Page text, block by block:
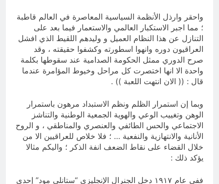
واحقر وارذل الأنظمة السياسية المعاصرة في العالم قاطبة
؛ مما اجبر الاستكبار العالمي والاستعمار فيما بعد على
التنازل عن هذا النظام العميل و وليدهم اللقيط الذي افشل
العراقيون دوره وانهوا اسطورته وكشفوا حقيقته ، وقد
صرح الدوري ممثل الحكومة الصدامية عند سقوطها بكلمة
واحدة الا انها اختصرت كل مراحل وخيوط المؤامرة عندما
قال : (( الان انتهت اللعبة )) .
وبما إن استمرار الظلم ونظم الاستبداد مرهون باستمرار
الوهن وتغييب الوعي والهوية الجمعية الوطنية والتناشز
الاجتماعي والحس الطائفي والعنصري والمناطقي ، و الروح
الأنانية والانتهازية والنفعية … ؛ فلا خلاص للعراقيين الا من
خلال القضاء على نقاط الضعف انفة الذكر ؛ واليكم مثالا
يؤكد ذلك :
ففي عام ۱۹۱۷ دخل الجنرال الإنجليزي “ستانلي مود” إحدى